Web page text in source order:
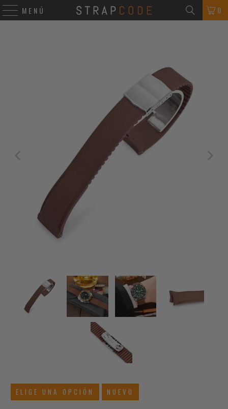
MENÚ 0
ELIGE UNA OPCIÓN NUEVO